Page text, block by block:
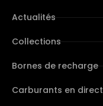
Actualités
Collections
Bornes de recharge
Carburants en direct